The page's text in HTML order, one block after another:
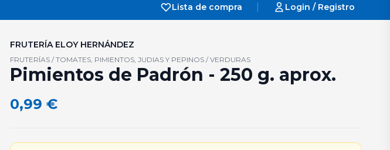
Lista de compra Login / Registro
FRUTERÍA ELOY HERNÁNDEZ
FRUTERÍAS / TOMATES, PIMIENTOS, JUDIAS Y PEPINOS / VERDURAS
Pimientos de Padrón - 250 g. aprox.
0,99 €